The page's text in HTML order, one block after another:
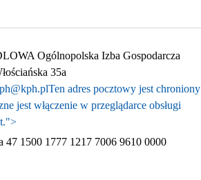
Ogólnopolska Izba Gospodarcza
35a
Ten adres pocztowy jest chroniony
jest włączenie w przeglądarce obsługi
">
1500 1777 1217 7006 9610 0000